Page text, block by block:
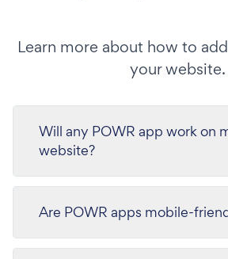
Learn more about how to
your website.
Will any POWR app work on
website?
Are POWR apps mobile-